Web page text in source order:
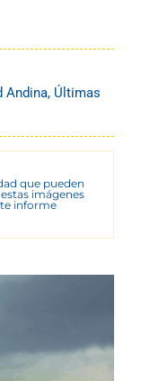
Andina, Últimas
que pueden
imágenes
informe